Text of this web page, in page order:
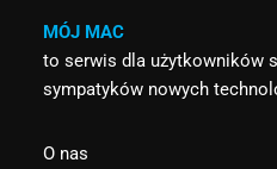
MÓJ MAC
to serwis dla użytkowników
sympatyków nowych
O nas